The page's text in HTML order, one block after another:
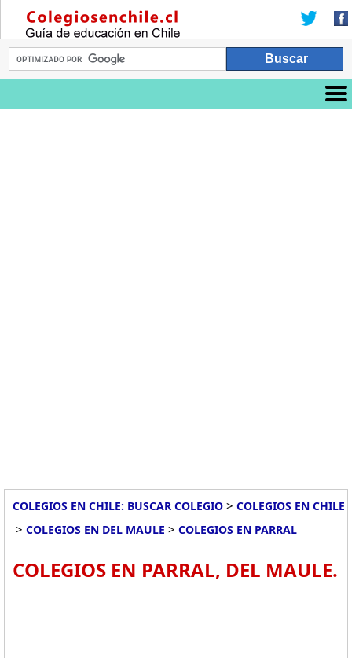
COLEGIOS EN CHILE: BUSCAR COLEGIO > COLEGIOS EN CHILE
> COLEGIOS EN DEL MAULE > COLEGIOS EN PARRAL
COLEGIOS EN PARRAL, DEL MAULE.